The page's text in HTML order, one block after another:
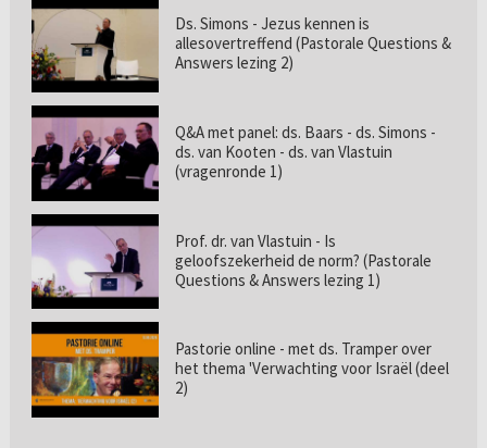
Ds. Simons - Jezus kennen is
allesovertreffend (Pastorale Questions &
Answers lezing 2)
Q&A met panel: ds. Baars - ds. Simons -
ds. van Kooten - ds. van Vlastuin
(vragenronde 1)
Prof. dr. van Vlastuin - Is
geloofszekerheid de norm? (Pastorale
Questions & Answers lezing 1)
Pastorie online - met ds. Tramper over
het thema 'Verwachting voor Israël (deel
2)